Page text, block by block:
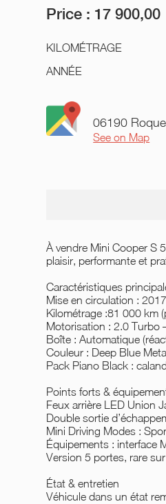
Price : 17 900,00
KILOMÉTRAGE
ANNÉE
06190
See on Map
À vendre Mini Cooper S
plaisir, performante et
Caractéristiques
Mise en circulation : 2017
Kilométrage :81 000 km
Motorisation : 2.0 Turbo
Boîte : Automatique
Couleur : Deep Blue
Pack Piano Black :
Points forts &
Feux arrière LED Union
Double sortie
Mini Driving Modes :
Équipements : interface
Version 5 portes, rare
État & entretien
Véhicule dans un état